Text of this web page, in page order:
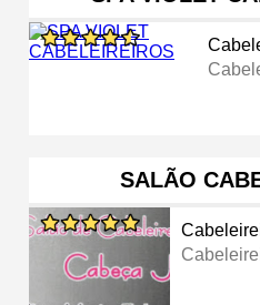
SALÃO